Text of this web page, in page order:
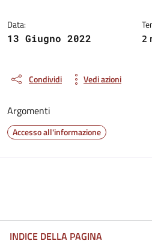
Data:
13 Giugno 2022
2
Condividi Vedi azioni
Argomenti
Accesso all'informazione
INDICE DELLA PAGINA